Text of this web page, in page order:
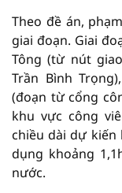
Theo đề án,
giai đoạn. Giai
Tông (từ nút
Trần Bình
(đoạn từ cổng
khu vực công
chiều dài dự
dụng khoảng
nước.